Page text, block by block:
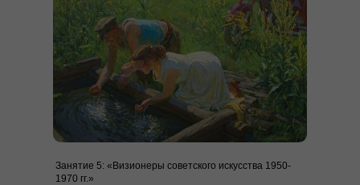
Занятие 5: «Визионеры советского искусства 1950-
1970 гг.»